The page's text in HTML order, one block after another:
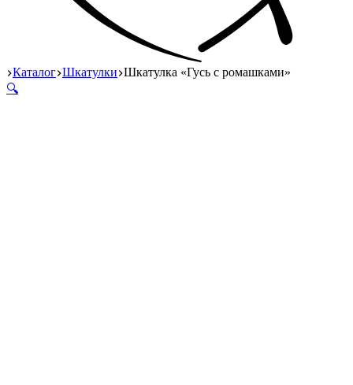
Главная
Каталог Шкатулки Шкатулка «Гусь с ромашками»
🔍